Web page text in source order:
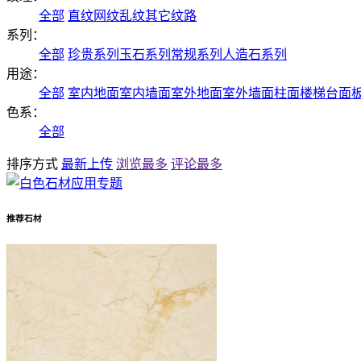
全部 直纹网纹乱纹其它纹路
系列：
全部 珍贵系列 玉石系列 常规系列 人造石系列
用途：
全部 室内地面室内墙面室外地面室外墙面柱面楼梯台面
色系：
全部
排序方式 最新上传 浏览最多 评论最多
推荐石材